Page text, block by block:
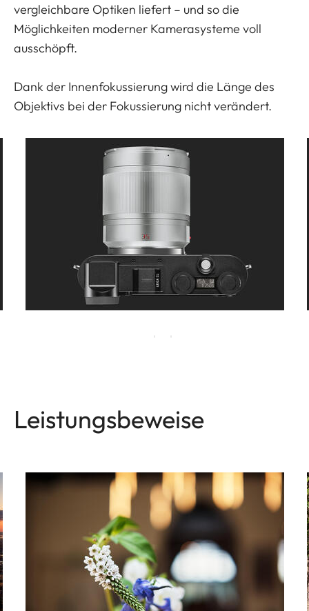
vergleichbare Optiken liefert – und so die
Möglichkeiten moderner Kamerasysteme voll
ausschöpft.
Dank der Innenfokussierung wird die Länge des
Objektivs bei der Fokussierung nicht verändert.
Leistungsbeweise